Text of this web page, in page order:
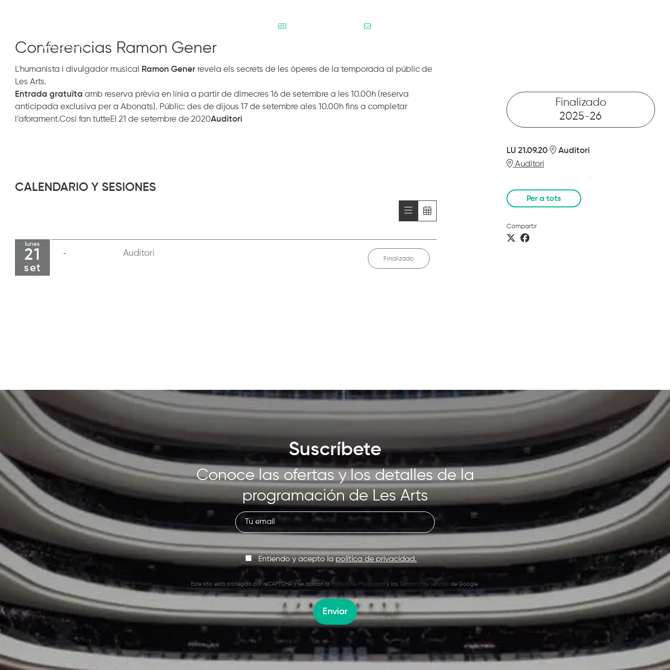
Finalizado
2025-26
LU 21.09.20
Auditori
Auditori
Per a tots
Compartir
Conferencias Ramon Gener
L'humanista i divulgador musical Ramon Gener revela els secrets de les òperes de la temporada al públic de
Les Arts.
Entrada gratuïta amb reserva prèvia en línia a partir de dimecres 16 de setembre a les 10.00h (reserva
anticipada exclusiva per a Abonats). Públic: des de dijous 17 de setembre ales 10.00h fins a completar
l’aforament.Così fan tutteEl 21 de setembre de 2020Auditori
CALENDARIO Y SESIONES
lunes
21
set
Auditori
Finalizado
Suscríbete
Conoce las ofertas y los detalles de la
programación de Les Arts
Entiendo y acepto la política de privacidad.
Este sitio está protegido por reCAPTCHA y se aplican la Política de Privacidad y los Términos de Servicio de Google.
Enviar